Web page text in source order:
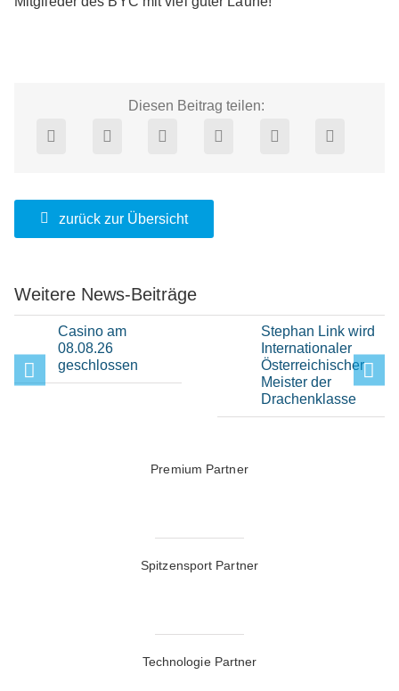
Diesen Beitrag teilen:
zurück zur Übersicht
Weitere News-Beiträge
Casino am
08.08.26
geschlossen
Stephan Link wird
Internationaler
Österreichischer
Meister der
Drachenklasse
Premium Partner
Spitzensport Partner
Technologie Partner